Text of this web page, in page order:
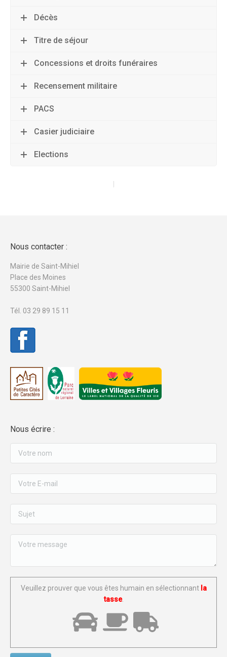
Décès
Titre de séjour
Concessions et droits funéraires
Recensement militaire
PACS
Casier judiciaire
Elections
|
Nous contacter :
Mairie de Saint-Mihiel
Place des Moines
55300 Saint-Mihiel
Tél. 03 29 89 15 11
Nous écrire :
Veuillez prouver que vous êtes humain en sélectionnantla
tasse.